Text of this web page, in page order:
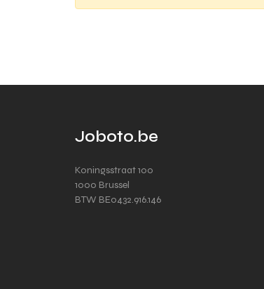
Joboto.be
Koningsstraat 100
1000 Brussel
BTW BE0432.916.146